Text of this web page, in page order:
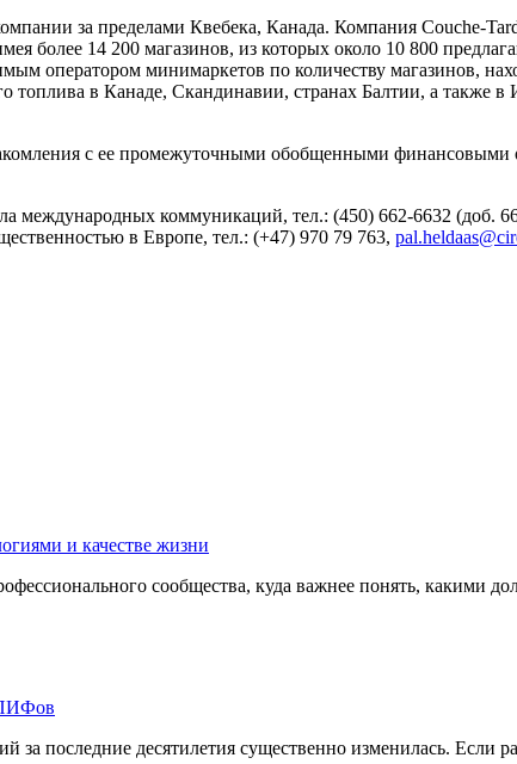
за пределами Квебека, Канада. Компания Couche-
более 14 200 магазинов, из которых около 10 800
оператором минимаркетов по количеству магазинов,
в Канаде, Скандинавии, странах Балтии, а также
с ее промежуточными обобщенными финансовыми
международных коммуникаций, тел.: (450) 662-6632 (доб.
в Европе, тел.: (+47) 970 79 763,
и качестве жизни
сообщества, куда важнее понять, какими
ПИФов
последние десятилетия существенно изменилась. Если